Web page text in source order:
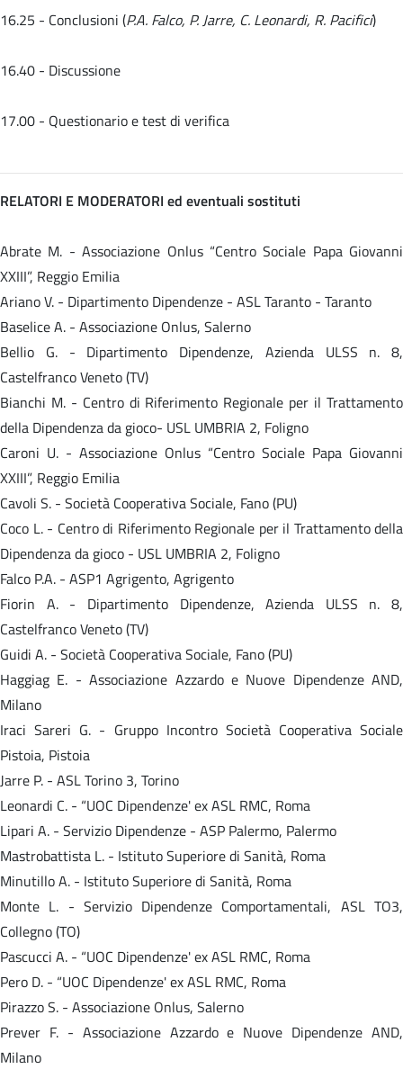
16.25 - Conclusioni (P.A. Falco, P. Jarre, C. Leonardi, R. Pacifici)
16.40 - Discussione
17.00 - Questionario e test di verifica
RELATORI E MODERATORI ed eventuali sostituti
Abrate M. - Associazione Onlus “Centro Sociale Papa Giovanni
XXIII”, Reggio Emilia
Ariano V. - Dipartimento Dipendenze - ASL Taranto - Taranto
Baselice A. - Associazione Onlus, Salerno
Bellio G. - Dipartimento Dipendenze, Azienda ULSS n. 8,
Castelfranco Veneto (TV)
Bianchi M. - Centro di Riferimento Regionale per il Trattamento
della Dipendenza da gioco- USL UMBRIA 2, Foligno
Caroni U. - Associazione Onlus “Centro Sociale Papa Giovanni
XXIII”, Reggio Emilia
Cavoli S. - Società Cooperativa Sociale, Fano (PU)
Coco L. - Centro di Riferimento Regionale per il Trattamento della
Dipendenza da gioco - USL UMBRIA 2, Foligno
Falco P.A. - ASP1 Agrigento, Agrigento
Fiorin A. - Dipartimento Dipendenze, Azienda ULSS n. 8,
Castelfranco Veneto (TV)
Guidi A. - Società Cooperativa Sociale, Fano (PU)
Haggiag E. - Associazione Azzardo e Nuove Dipendenze AND,
Milano
Iraci Sareri G. - Gruppo Incontro Società Cooperativa Sociale
Pistoia, Pistoia
Jarre P. - ASL Torino 3, Torino
Leonardi C. - “UOC Dipendenze' ex ASL RMC, Roma
Lipari A. - Servizio Dipendenze - ASP Palermo, Palermo
Mastrobattista L. - Istituto Superiore di Sanità, Roma
Minutillo A. - Istituto Superiore di Sanità, Roma
Monte L. - Servizio Dipendenze Comportamentali, ASL TO3,
Collegno (TO)
Pascucci A. - “UOC Dipendenze' ex ASL RMC, Roma
Pero D. - “UOC Dipendenze' ex ASL RMC, Roma
Pirazzo S. - Associazione Onlus, Salerno
Prever F. - Associazione Azzardo e Nuove Dipendenze AND,
Milano